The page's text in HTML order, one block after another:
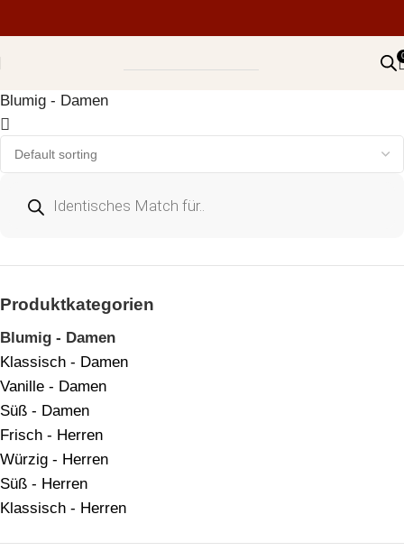
Blumig - Damen
Produktkategorien
Blumig - Damen
Klassisch - Damen
Vanille - Damen
Süß - Damen
Frisch - Herren
Würzig - Herren
Süß - Herren
Klassisch - Herren